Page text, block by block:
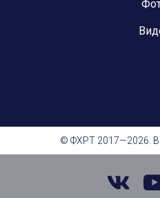
© ФХРТ 2017—2026.